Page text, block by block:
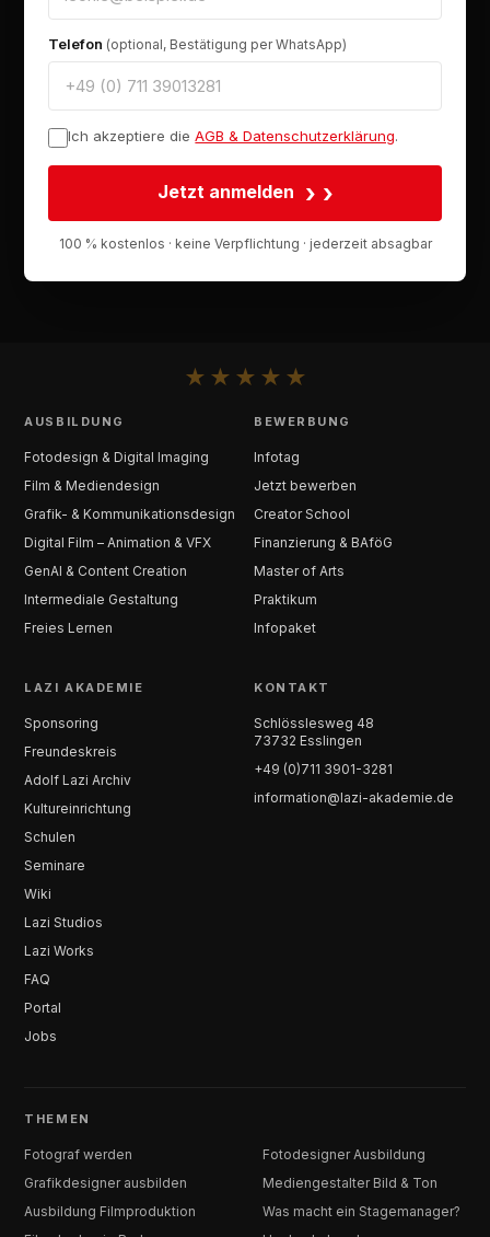
Telefon (optional, Bestätigung per WhatsApp)
Ich akzeptiere die AGB & Datenschutzerklärung.
Jetzt anmelden ›
100 % kostenlos · keine Verpflichtung · jederzeit absagbar
★ ★ ★ ★ ★
AUSBILDUNG
Fotodesign & Digital Imaging
Film & Mediendesign
Grafik- & Kommunikationsdesign
Digital Film – Animation & VFX
GenAI & Content Creation
Intermediale Gestaltung
Freies Lernen
BEWERBUNG
Infotag
Jetzt bewerben
Creator School
Finanzierung & BAföG
Master of Arts
Praktikum
Infopaket
LAZI AKADEMIE
Sponsoring
Freundeskreis
Adolf Lazi Archiv
Kultureinrichtung
Schulen
Seminare
Wiki
Lazi Studios
Lazi Works
FAQ
Portal
Jobs
KONTAKT
Schlösslesweg 48
73732 Esslingen
+49 (0)711 3901-3281
information@lazi-akademie.de
THEMEN
Fotograf werden
Fotodesigner Ausbildung
Grafikdesigner ausbilden
Mediengestalter Bild & Ton
Ausbildung Filmproduktion
Was macht ein Stagemanager?